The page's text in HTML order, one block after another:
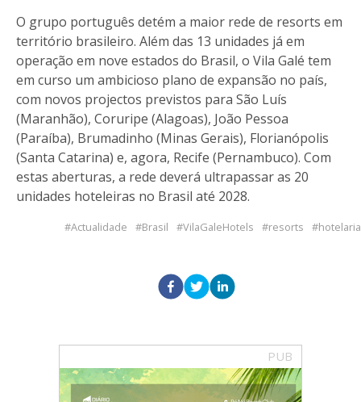
O grupo português detém a maior rede de resorts em
território brasileiro. Além das 13 unidades já em
operação em nove estados do Brasil, o Vila Galé tem
em curso um ambicioso plano de expansão no país,
com novos projectos previstos para São Luís
(Maranhão), Coruripe (Alagoas), João Pessoa
(Paraíba), Brumadinho (Minas Gerais), Florianópolis
(Santa Catarina) e, agora, Recife (Pernambuco). Com
estas aberturas, a rede deverá ultrapassar as 20
unidades hoteleiras no Brasil até 2028.
Actualidade Brasil VilaGaleHotels resorts hotelaria
PUB